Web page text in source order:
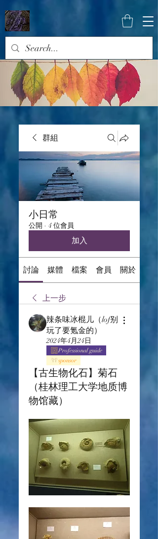
群組
小日常
公開 · 4 位會員
加入
討論 媒體 檔案 會員 關於
上一步
辣条味冰棍儿（lof别
玩了要氪金的）
2024年4月24日
Professional guide
sponsor
【古生物化石】菊石
（桂林理工大学地质博
物馆藏）